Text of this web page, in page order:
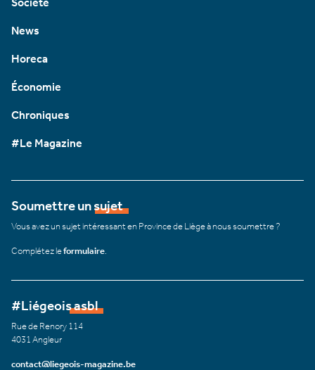
News
Horeca
Économie
Chroniques
#Le Magazine
Soumettre un sujet
Vous avez un sujet intéressant en Province de Liège à nous soumettre ?
Complétez leformulaire
#Liégeois asbl
Rue de Renory 114
4031 Angleur
contact@liegeois-magazine.be